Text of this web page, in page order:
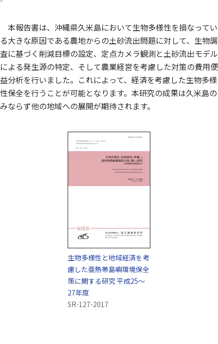
生物多様性と地域経済を考
慮した亜熱帯島嶼環境保全
策に関する研究 平成25～
27年度
SR-127-2017
本報告書は、沖縄県久米島において生物多様性を損なってい
る大きな原因である農地からの土砂流出問題に対して、生物調
査に基づく削減目標の設定、定点カメラ観測と土砂流出モデル
による発生源の特定、そして農業経営を考慮した対策の費用便
益分析を行いました。これによって、経済を考慮した生物多様
性保全を行うことが可能となります。本研究の成果は久米島の
みならず他の地域への展開が期待されます。